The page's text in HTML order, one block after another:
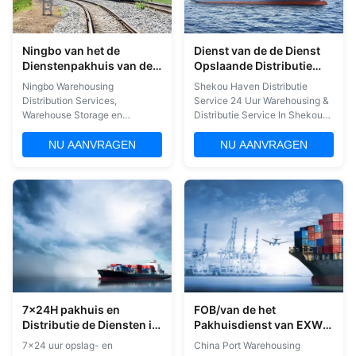
Ningbo van het de
Dienstenpakhuis van de
Pakhuisdistributie de
Opslag en de Distributie
Ningbo Warehousing
Distribution Services,
Warehouse Storage en
International Transport team
van Operations en Solution
huidige en toekomstige
netwerk modellering en
operaties optimalisatie.Onze
expertise en toewijding aan
service betekent ...
NU AANVRAGEN
Dienst van de de Dienst
Opslaande Distributie
van China van de
Shekouhaven de
Opslaande 24 uren
Shekou Haven Distributie
Service 24 Uur Warehousing &
Distributie Service In Shekou
Container vullen 4. FBA 5.
Verpakking 6. Etikettering 7.
kiezen? 1. Veilige en schone
magazijnomgevingen 2.
Deskundige zorg bij het
behandelen en opslaan van ...
NU AANVRAGEN
7x24H pakhuis en
Distributie de Diensten in
de Haven van Shanghai
7x24 uur opslag- en
FOB/van de het
Pakhuisdienst van EXW
China de
China Port Warehousing